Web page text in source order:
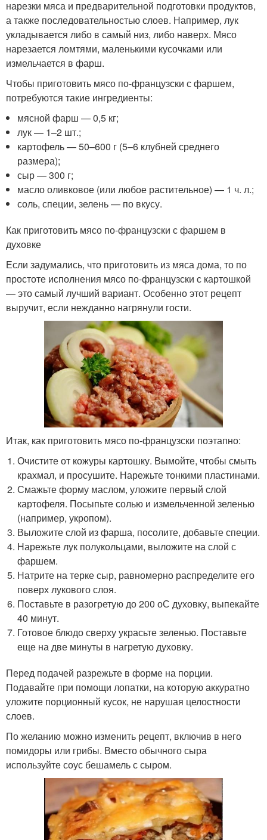
нарезки мяса и предварительной подготовки продуктов,
а также последовательностью слоев. Например, лук
укладывается либо в самый низ, либо наверх. Мясо
нарезается ломтями, маленькими кусочками или
измельчается в фарш.
Чтобы приготовить мясо по-французски с фаршем,
потребуются такие ингредиенты:
мясной фарш — 0,5 кг;
лук — 1–2 шт.;
картофель — 50–600 г (5–6 клубней среднего
размера);
сыр — 300 г;
масло оливковое (или любое растительное) — 1 ч. л.;
соль, специи, зелень — по вкусу.
Как приготовить мясо по-французски с фаршем в
духовке
Если задумались, что приготовить из мяса дома, то по
простоте исполнения мясо по-французски с картошкой
— это самый лучший вариант. Особенно этот рецепт
выручит, если нежданно нагрянули гости.
Итак, как приготовить мясо по-французски поэтапно:
Очистите от кожуры картошку. Вымойте, чтобы смыть
крахмал, и просушите. Нарежьте тонкими пластинами.
Смажьте форму маслом, уложите первый слой
картофеля. Посыпьте солью и измельченной зеленью
(например, укропом).
Выложите слой из фарша, посолите, добавьте специи.
Нарежьте лук полукольцами, выложите на слой с
фаршем.
Натрите на терке сыр, равномерно распределите его
поверх лукового слоя.
Поставьте в разогретую до 200 оС духовку, выпекайте
40 минут.
Готовое блюдо сверху украсьте зеленью. Поставьте
еще на две минуты в нагретую духовку.
Перед подачей разрежьте в форме на порции.
Подавайте при помощи лопатки, на которую аккуратно
уложите порционный кусок, не нарушая целостности
слоев.
По желанию можно изменить рецепт, включив в него
помидоры или грибы. Вместо обычного сыра
используйте соус бешамель с сыром.